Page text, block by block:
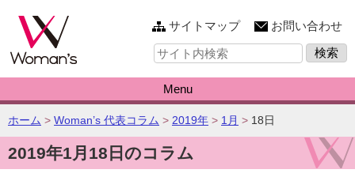
このページの本文へ
サイトマップ
お問い合わせ
サ
イ
内
検
索:
Menu
こ
の
ペ
ー
ホーム > Woman’s 代表コラム > 2019年 > 1月 > 18日
2019年1月18日のコラム